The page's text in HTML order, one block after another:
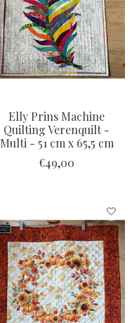
Elly Prins Machine
Quilting Verenquilt -
Multi - 51 cm x 65,5 cm
€49,00